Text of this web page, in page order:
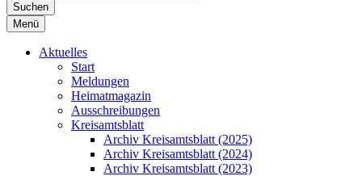
Suchen
Menü
Aktuelles
Start
Meldungen
Heimatmagazin
Ausschreibungen
Kreisamtsblatt
Archiv Kreisamtsblatt (2025)
Archiv Kreisamtsblatt (2024)
Archiv Kreisamtsblatt (2023)